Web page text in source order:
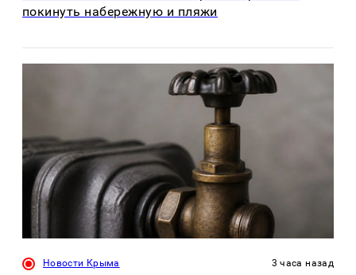
покинуть набережную и пляжи
Новости Крыма 3 часа назад